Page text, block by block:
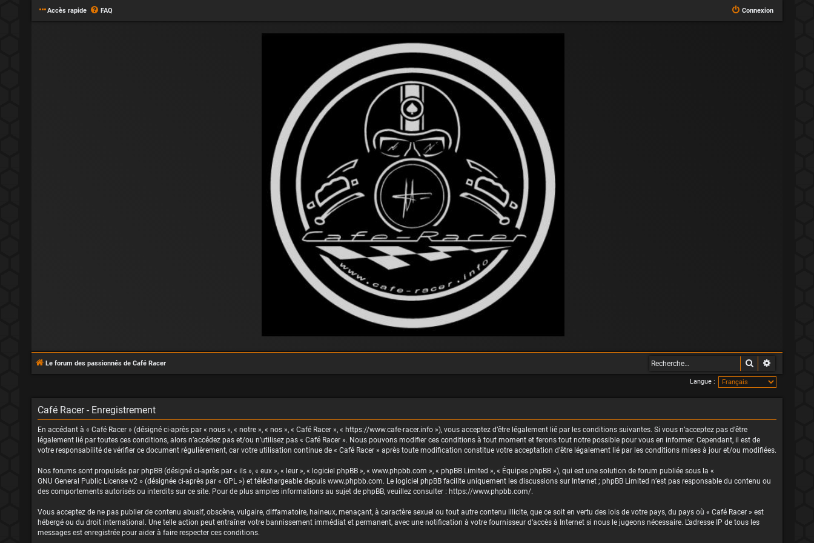
Accès rapide FAQ Connexion
Le forum des passionnés de Café Racer Rechercher
Langue :
Café Racer - Enregistrement
En accédant à « Café Racer » (désigné ci-après par « nous », « notre », « nos », « Café Racer », « https://www.cafe-racer.info »), vous acceptez d’être légalement lié par les conditions suivantes. Si vous n’acceptez pas d’être
légalement lié par toutes ces conditions, alors n’accédez pas et/ou n’utilisez pas « Café Racer ». Nous pouvons modifier ces conditions à tout moment et ferons tout notre possible pour vous en informer. Cependant, il est de
votre responsabilité de vérifier ce document régulièrement, car votre utilisation continue de « Café Racer » après toute modification constitue votre acceptation d’être légalement lié par les conditions mises à jour et/ou modifiées.
Nos forums sont propulsés par phpBB (désigné ci-après par « ils », « eux », « leur », « logiciel phpBB », « www.phpbb.com », « phpBB Limited », « Équipes phpBB »), qui est une solution de forum publiée sous la «
GNU General Public License v2 » (désignée ci-après par « GPL ») et téléchargeable depuis www.phpbb.com. Le logiciel phpBB facilite uniquement les discussions sur Internet ; phpBB Limited n’est pas responsable du contenu ou
des comportements autorisés ou interdits sur ce site. Pour de plus amples informations au sujet de phpBB, veuillez consulter : https://www.phpbb.com/.
Vous acceptez de ne pas publier de contenu abusif, obscène, vulgaire, diffamatoire, haineux, menaçant, à caractère sexuel ou tout autre contenu illicite, que ce soit en vertu des lois de votre pays, du pays où « Café Racer » est
hébergé ou du droit international. Une telle action peut entraîner votre bannissement immédiat et permanent, avec une notification à votre fournisseur d’accès à Internet si nous le jugeons nécessaire. L’adresse IP de tous les
messages est enregistrée pour aider à faire respecter ces conditions.